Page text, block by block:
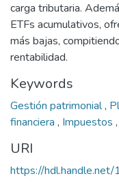
carga tributaria.
ETFs acumulativos,
más bajas,
rentabilidad.
Keywords
Gestión patrimonial,
financiera , Impuestos ,
URI
https://